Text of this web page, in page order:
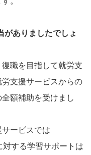
がありましたでしょ
職を目指して就労支
支援サービスからの
額補助を受けまし
ービスでは
対する学習サポートは